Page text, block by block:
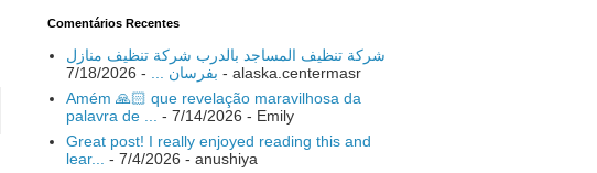
Comentários Recentes
شركة تنظيف المساجد بالدرب شركة تنظيف منازل
بفرسان ...
- 7/18/2026
- alaska.centermasr
Amém 🙏🏻 que revelação maravilhosa da
palavra de ...
- 7/14/2026 - Emily
Great post! I really enjoyed reading this and
lear...
- 7/4/2026 - anushiya